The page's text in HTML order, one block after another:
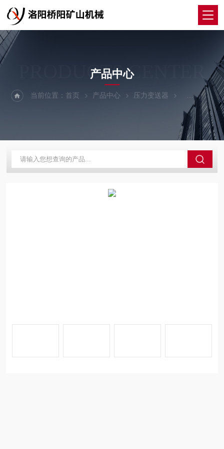
PRODUCTS CENTER
产品中心
当前位置：首页 产品中心 压力变送器 BYD4型